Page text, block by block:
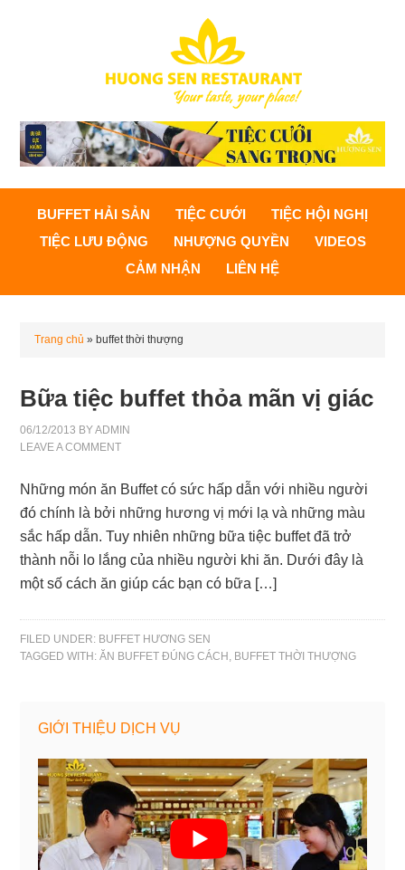
BUFFET HẢI SẢN TIỆC CƯỚI
TIỆC HỘI NGHỊ
TIỆC LƯU ĐỘNG
NHƯỢNG QUYỀN
VIDEOS
CẢM NHẬN
LIÊN HỆ
Trang chủ »buffet thời thượng
Bữa tiệc buffet thỏa mãn vị giác
06/12/2013 BYADMIN
LEAVE A COMMENT
Những món ăn Buffet có sức hấp dẫn với nhiều người
đó chính là bởi những hương vị mới lạ và những màu
sắc hấp dẫn. Tuy nhiên những bữa tiệc buffet đã trở
thành nỗi lo lắng của nhiều người khi ăn. Dưới đây là
một số cách ăn giúp các bạn có bữa […]
FILED UNDER: BUFFET HƯƠNG SEN
TAGGED WITH:ĂN BUFFET ĐÚNG CÁCH, BUFFET THỜI THƯỢNG
GIỚI THIỆU DỊCH VỤ